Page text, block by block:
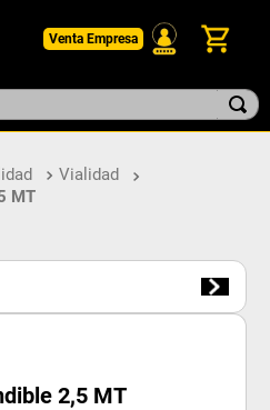
Venta Empresa
Vialidad
MT
2,5 MT
botin